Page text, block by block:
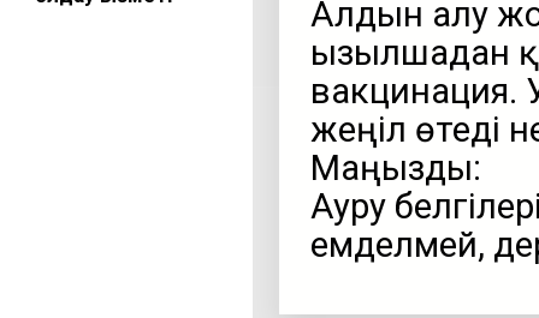
Алдын алу
Қызылшадан
вакцинация.
жеңіл өтеді
Маңызды:
Ауру
емделмей,